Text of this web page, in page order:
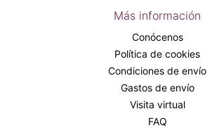
Más información
Conócenos
Política de cookies
Condiciones de envío
Gastos de envío
Visita virtual
FAQ